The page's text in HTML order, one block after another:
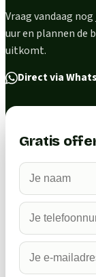
Vraag vandaag
uur en plannen de
uitkomt.
Direct via
Gratis